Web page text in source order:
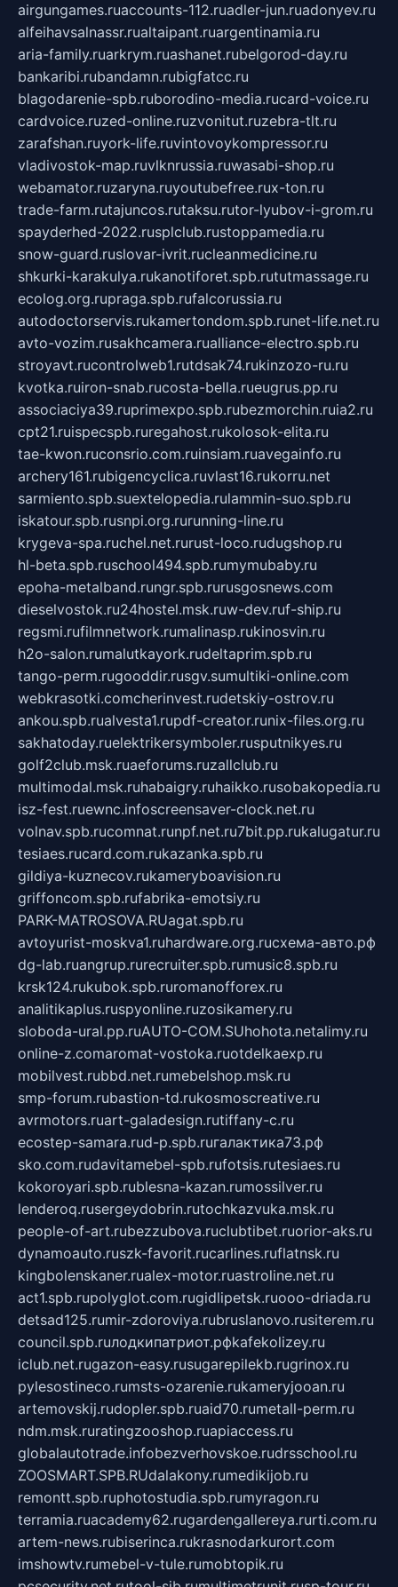
airgungames.ruaccounts-112.ruadler-jun.ruadonyev.ru
alfeihavsalnassr.rualtaipant.ruargentinamia.ru
aria-family.ruarkrym.ruashanet.rubelgorod-day.ru
bankaribi.rubandamn.rubigfatcc.ru
blagodarenie-spb.ruborodino-media.rucard-voice.ru
cardvoice.ruzed-online.ruzvonitut.ruzebra-tlt.ru
zarafshan.ruyork-life.ruvintovoykompressor.ru
vladivostok-map.ruvlknrussia.ruwasabi-shop.ru
webamator.ruzaryna.ruyoutubefree.rux-ton.ru
trade-farm.rutajuncos.rutaksu.rutor-lyubov-i-grom.ru
spayderhed-2022.rusplclub.rustoppamedia.ru
snow-guard.ruslovar-ivrit.rucleanmedicine.ru
shkurki-karakulya.rukanotiforet.spb.rututmassage.ru
ecolog.org.rupraga.spb.rufalcorussia.ru
autodoctorservis.rukamertondom.spb.runet-life.net.ru
avto-vozim.rusakhcamera.rualliance-electro.spb.ru
stroyavt.rucontrolweb1.rutdsak74.rukinzozo-ru.ru
kvotka.ruiron-snab.rucosta-bella.rueugrus.pp.ru
associaciya39.ruprimexpo.spb.rubezmorchin.ruia2.ru
cpt21.ruispecspb.ruregahost.rukolosok-elita.ru
tae-kwon.ruconsrio.com.ruinsiam.ruavegainfo.ru
archery161.rubigencyclica.ruvlast16.rukorru.net
sarmiento.spb.suextelopedia.rulammin-suo.spb.ru
iskatour.spb.rusnpi.org.rurunning-line.ru
krygeva-spa.ruchel.net.rurust-loco.rudugshop.ru
hl-beta.spb.ruschool494.spb.rumymubaby.ru
epoha-metalband.rungr.spb.rurusgosnews.com
dieselvostok.ru24hostel.msk.ruw-dev.ruf-ship.ru
regsmi.rufilmnetwork.rumalinasp.rukinosvin.ru
h2o-salon.rumalutkayork.rudeltaprim.spb.ru
tango-perm.rugooddir.rusgv.sumultiki-online.com
webkrasotki.comcherinvest.rudetskiy-ostrov.ru
ankou.spb.rualvesta1.rupdf-creator.runix-files.org.ru
sakhatoday.ruelektrikersymboler.rusputnikyes.ru
golf2club.msk.ruaeforums.ruzallclub.ru
multimodal.msk.ruhabaigry.ruhaikko.rusobakopedia.ru
isz-fest.ruewnc.infoscreensaver-clock.net.ru
volnav.spb.rucomnat.runpf.net.ru7bit.pp.rukalugatur.ru
tesiaes.rucard.com.rukazanka.spb.ru
gildiya-kuznecov.rukameryboavision.ru
griffoncom.spb.rufabrika-emotsiy.ru
PARK-MATROSOVA.RUagat.spb.ru
avtoyurist-moskva1.ruhardware.org.ruсхема-авто.рф
dg-lab.ruangrup.rurecruiter.spb.rumusic8.spb.ru
krsk124.rukubok.spb.ruromanofforex.ru
analitikaplus.ruspyonline.ruzosikamery.ru
sloboda-ural.pp.ruAUTO-COM.SUhohota.netalimy.ru
online-z.comaromat-vostoka.ruotdelkaexp.ru
mobilvest.rubbd.net.rumebelshop.msk.ru
smp-forum.rubastion-td.rukosmoscreative.ru
avrmotors.ruart-galadesign.rutiffany-c.ru
ecostep-samara.rud-p.spb.ruгалактика73.рф
sko.com.rudavitamebel-spb.rufotsis.rutesiaes.ru
kokoroyari.spb.rublesna-kazan.rumossilver.ru
lenderoq.rusergeydobrin.rutochkazvuka.msk.ru
people-of-art.rubezzubova.ruclubtibet.ruorior-aks.ru
dynamoauto.ruszk-favorit.rucarlines.ruflatnsk.ru
kingbolenskaner.rualex-motor.ruastroline.net.ru
act1.spb.rupolyglot.com.rugidlipetsk.ruooo-driada.ru
detsad125.rumir-zdoroviya.rubruslanovo.rusiterem.ru
council.spb.ruлодкипатриот.рфkafekolizey.ru
iclub.net.rugazon-easy.rusugarepilekb.rugrinox.ru
pylesostineco.rumsts-ozarenie.rukameryjooan.ru
artemovskij.rudopler.spb.ruaid70.rumetall-perm.ru
ndm.msk.ruratingzooshop.ruapiaccess.ru
globalautotrade.infobezverhovskoe.rudrsschool.ru
ZOOSMART.SPB.RUdalakony.rumedikijob.ru
remontt.spb.ruphotostudia.spb.rumyragon.ru
terramia.ruacademy62.rugardengallereya.rurti.com.ru
artem-news.rubiserinca.rukrasnodarkurort.com
imshowtv.rumebel-v-tule.rumobtopik.ru